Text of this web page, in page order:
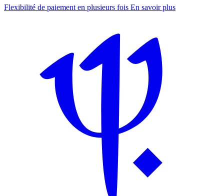
Flexibilité de paiement en plusieurs fois En savoir plus